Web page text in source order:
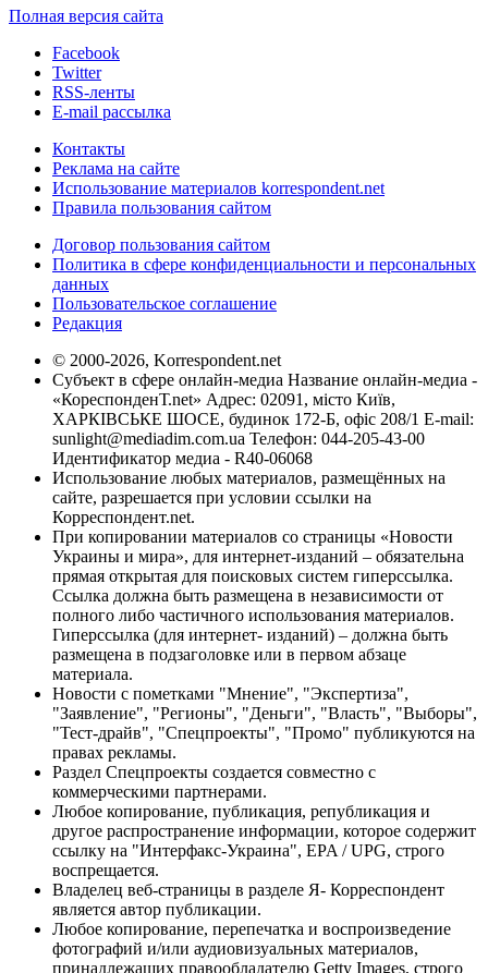
Полная версия сайта
Facebook
Twitter
RSS-ленты
E-mail рассылка
Контакты
Реклама на сайте
Использование материалов korrespondent.net
Правила пользования сайтом
Договор пользования сайтом
Политика в сфере конфиденциальности и персональных
данных
Пользовательское соглашение
Редакция
© 2000-2026, Korrespondent.net
Субъект в сфере онлайн-медиа Название онлайн-медиа -
«КореспонденТ.net» Адрес: 02091, місто Київ,
ХАРКІВСЬКЕ ШОСЕ, будинок 172-Б, офіс 208/1 E-mail:
sunlight@mediadim.com.ua Телефон: 044-205-43-00
Идентификатор медиа - R40-06068
Использование любых материалов, размещённых на
сайте, разрешается при условии ссылки на
Корреспондент.net.
При копировании материалов со страницы «Новости
Украины и мира», для интернет-изданий – обязательна
прямая открытая для поисковых систем гиперссылка.
Ссылка должна быть размещена в независимости от
полного либо частичного использования материалов.
Гиперссылка (для интернет- изданий) – должна быть
размещена в подзаголовке или в первом абзаце
материала.
Новости с пометками "Мнение", "Экспертиза",
"Заявление", "Регионы", "Деньги", "Власть", "Выборы",
"Тест-драйв", "Спецпроекты", "Промо" публикуются на
правах рекламы.
Раздел Спецпроекты создается совместно с
коммерческими партнерами.
Любое копирование, публикация, републикация и
другое распространение информации, которое содержит
ссылку на "Интерфакс-Украина", EPA / UPG, строго
воспрещается.
Владелец веб-страницы в разделе Я- Корреспондент
является автор публикации.
Любое копирование, перепечатка и воспроизведение
фотографий и/или аудиовизуальных материалов,
принадлежащих правообладателю Getty Images, строго